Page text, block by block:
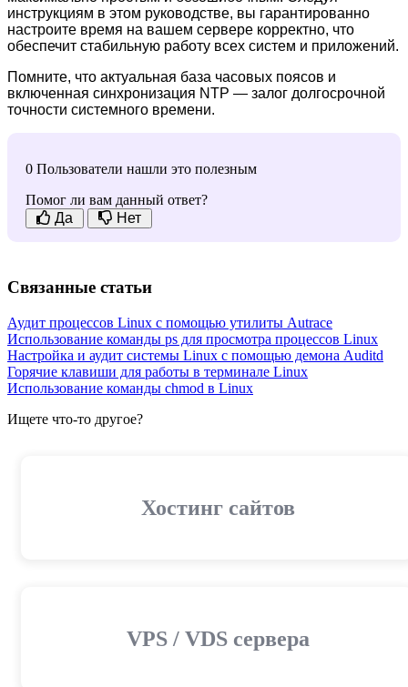
инструкциям в этом руководстве, вы гарантированно
настроите время на вашем сервере корректно, что
обеспечит стабильную работу всех систем и приложений.
Помните, что актуальная база часовых поясов и
включенная синхронизация NTP — залог долгосрочной
точности системного времени.
0 Пользователи нашли это полезным
Помог ли вам данный ответ?
Да
Нет
Связанные статьи
Аудит процессов Linux с помощью утилиты Autrace
Использование команды ps для просмотра процессов Linux
Настройка и аудит системы Linux с помощью демона Auditd
Горячие клавиши для работы в терминале Linux
Использование команды chmod в Linux
Ищете что-то другое?
Хостинг сайтов
VPS / VDS сервера